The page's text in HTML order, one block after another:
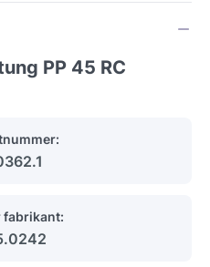
PP 45 RC
fabrikant: